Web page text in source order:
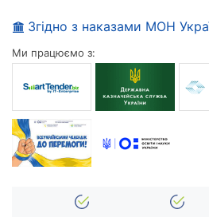
Згідно з наказами МОН
Ми працюємо з: